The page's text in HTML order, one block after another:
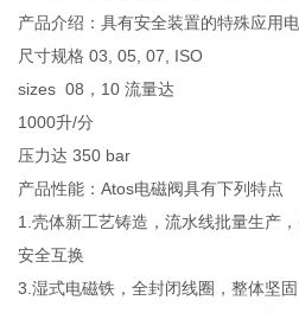
产品介绍：具有安全装置的特殊应用
尺寸规格 03, 05, 07, ISO
sizes 08，10 流量达
1000升/分
压力达 350 bar
产品性能：Atos电磁阀具有下列特点
1.壳体新工艺铸造，流水线批量生产
安全互换
3.湿式电磁铁，全封闭线圈，整体坚